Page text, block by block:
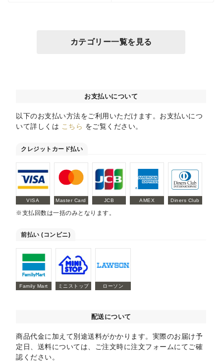
カテゴリー一覧を見る
お支払いについて
以下のお支払い方法をご利用いただけます。お支払いにつ
いて詳しくは こちら をご覧ください。
クレジットカード払い
VISA Master Card JCB AMEX Diners Club
※支払回数は一括のみとなります。
前払い (コンビニ)
Family Mart ミニストップ ローソン
配送について
商品代金に加えて別途送料がかかります。実際のお届け予
定日、送料については、ご注文時に注文フォームにてご確
認ください。